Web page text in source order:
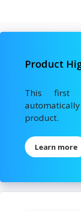
b
o
k
d
n
l
Product
This first
product.
Learn more